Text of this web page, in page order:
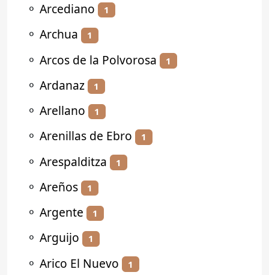
⚬ Arcediano 1
⚬ Archua 1
⚬ Arcos de la Polvorosa 1
⚬ Ardanaz 1
⚬ Arellano 1
⚬ Arenillas de Ebro 1
⚬ Arespalditza 1
⚬ Areños 1
⚬ Argente 1
⚬ Arguijo 1
⚬ Arico El Nuevo 1